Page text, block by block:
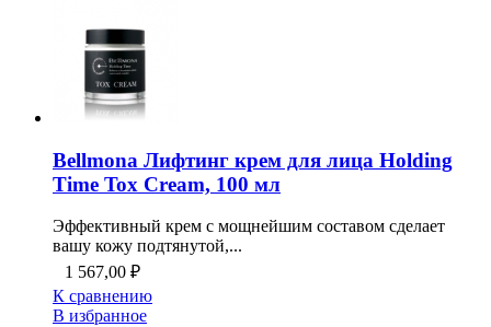
Bellmona Лифтинг крем для лица Holding
Time Tox Cream, 100 мл
Эффективный крем с мощнейшим составом сделает
вашу кожу подтянутой,...
1 567,00 ₽
К сравнению
В избранное